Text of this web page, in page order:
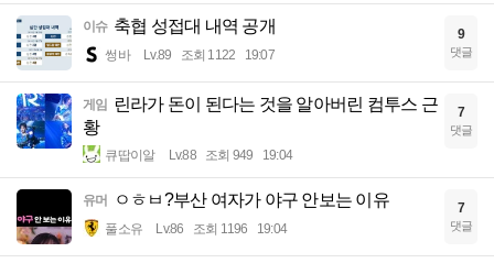
이슈 축협 성접대 내역 공개
썽바 Lv.89 조회 1122 19:07
9
댓글
게임
린라가 돈이 된다는 것을 알아버린 컴투스 근
황
큐땁이알 Lv.88 조회 949 19:04
7
댓글
유머 ㅇㅎㅂ?부산 여자가 야구 안보는 이유
풀소유 Lv.86 조회 1196 19:04
7
댓글